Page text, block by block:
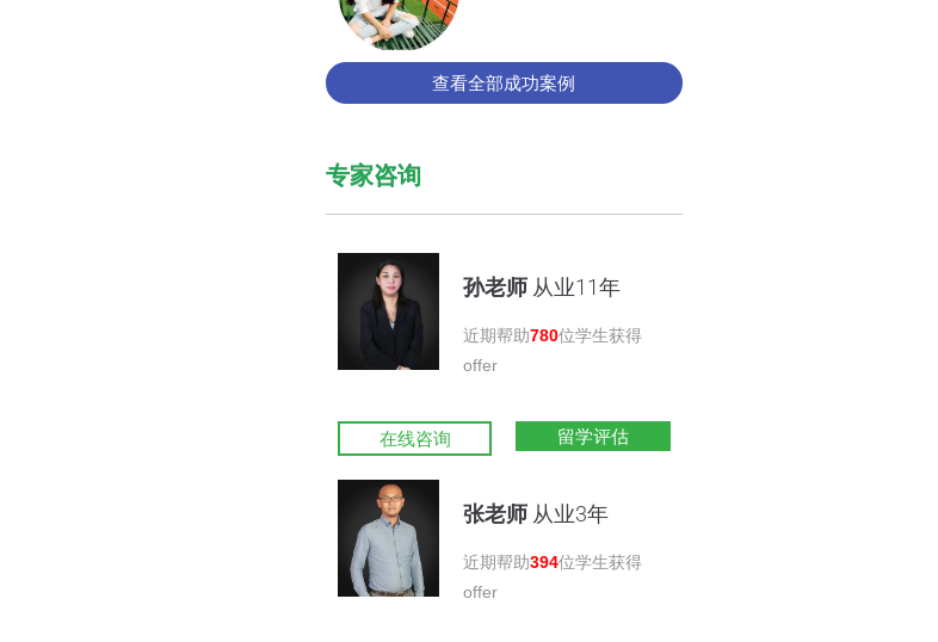
查看全部成功案例
专家咨询
孙老师 从业11年
近期帮助780位学生获得
offer
在线咨询 留学评估
张老师 从业3年
近期帮助394位学生获得
offer